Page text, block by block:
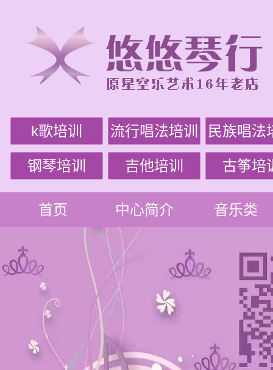
k歌培训 流行唱法培训 民族唱法
钢琴培训 吉他培训 古筝培
首页 中心简介 音乐类